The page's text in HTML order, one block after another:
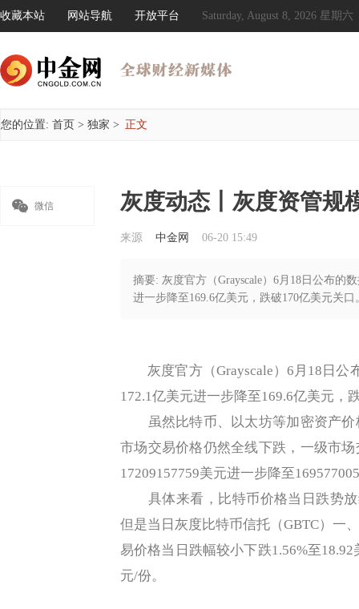
收藏本站 网站导航 开放平台 Saturday, August 8, 2026 星期六
您的位置: 首页 > 独家 > 正文
 微信 灰度动态丨灰度资管规
来源 中金网 06-20 15:49
摘要: 灰度官方（Grayscale）6月18日公布的
进一步降至169.6亿美元，跌破170亿美元关口
灰度官方（Grayscale）6月18日公
172.1亿美元进一步降至169.6亿美元，
虽然比特币、以太坊等加密资产价
市场交易价格仍然全线下跌，一级市
17209157759美元进一步降至
具体来看，比特币价格当日跌势放
但是当日灰度比特币信托（GBTC）一
易价格当日跌幅较小下跌1.56%至
元/份。